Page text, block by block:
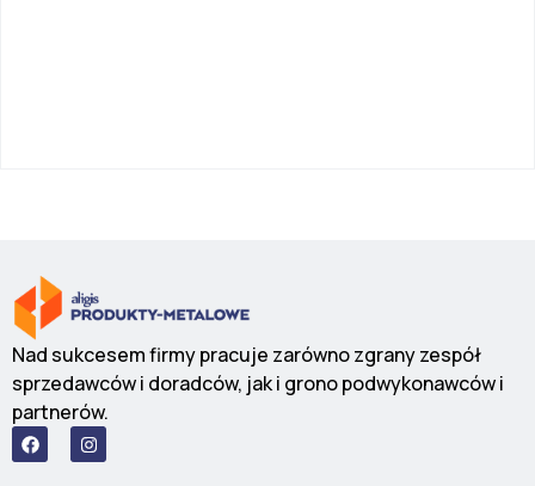
Nad sukcesem firmy pracuje zarówno zgrany zespół
sprzedawców i doradców, jak i grono podwykonawców i
partnerów.
F
a
c
I
n
s